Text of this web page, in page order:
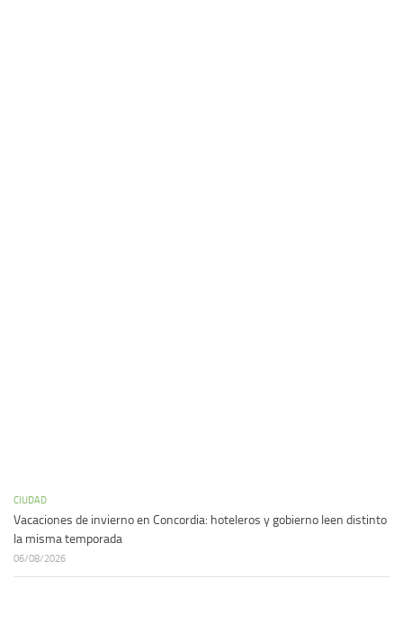
CIUDAD
Vacaciones de invierno en Concordia: hoteleros y gobierno leen distinto
la misma temporada
06/08/2026